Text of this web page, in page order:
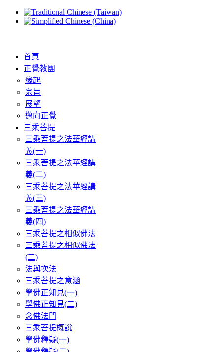
首頁
正覺教團
緣起
宗旨
展望
邁向正覺
三乘菩提
三乘菩提之法華經講
義(一)
三乘菩提之法華經講
義(二)
三乘菩提之法華經講
義(三)
三乘菩提之法華經講
義(四)
三乘菩提之相似佛法
三乘菩提之相似佛法
(二)
法與次法
三乘菩提之意涵
學佛正知見(一)
學佛正知見(二)
念佛法門
三乘菩提概說
學佛釋疑(一)